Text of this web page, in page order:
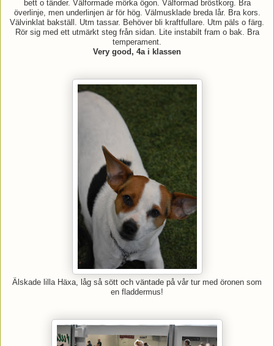
bett o tänder. Välformade mörka ögon. Välformad bröstkorg. Bra
överlinje, men underlinjen är för hög. Välmusklade breda lår. Bra kors.
Välvinklat bakställ. Utm tassar. Behöver bli kraftfullare. Utm päls o färg.
Rör sig med ett utmärkt steg från sidan. Lite instabilt fram o bak. Bra
temperament.
Very good, 4a i klassen
Älskade lilla Häxa, låg så sött och väntade på vår tur med öronen som
en fladdermus!